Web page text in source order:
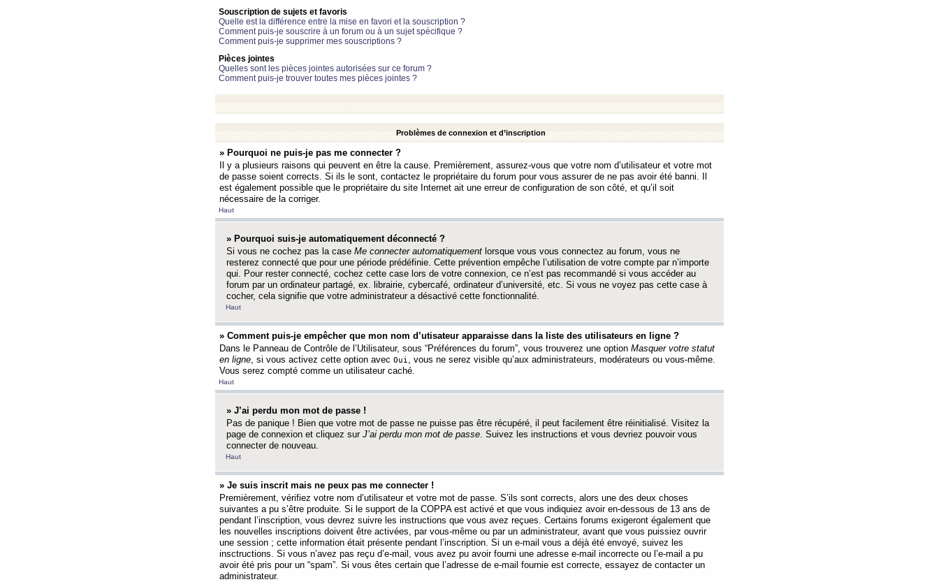
Souscription de sujets et favoris
Quelle est la différence entre la mise en favori et la souscription ?
Comment puis-je souscrire à un forum ou à un sujet spécifique ?
Comment puis-je supprimer mes souscriptions ?
Pièces jointes
Quelles sont les pièces jointes autorisées sur ce forum ?
Comment puis-je trouver toutes mes pièces jointes ?
Problèmes de connexion et d’inscription
» Pourquoi ne puis-je pas me connecter ?
Il y a plusieurs raisons qui peuvent en être la cause. Premièrement, assurez-vous que votre nom d’utilisateur et votre mot
de passe soient corrects. Si ils le sont, contactez le propriétaire du forum pour vous assurer de ne pas avoir été banni. Il
est également possible que le propriétaire du site Internet ait une erreur de configuration de son côté, et qu’il soit
nécessaire de la corriger.
Haut
» Pourquoi suis-je automatiquement déconnecté ?
Si vous ne cochez pas la case Me connecter automatiquement lorsque vous vous connectez au forum, vous ne
resterez connecté que pour une période prédéfinie. Cette prévention empêche l’utilisation de votre compte par n’importe
qui. Pour rester connecté, cochez cette case lors de votre connexion, ce n’est pas recommandé si vous accéder au
forum par un ordinateur partagé, ex. librairie, cybercafé, ordinateur d’université, etc. Si vous ne voyez pas cette case à
cocher, cela signifie que votre administrateur a désactivé cette fonctionnalité.
Haut
» Comment puis-je empêcher que mon nom d’utisateur apparaisse dans la liste des utilisateurs en ligne ?
Dans le Panneau de Contrôle de l’Utilisateur, sous “Préférences du forum”, vous trouverez une option Masquer votre statut
en ligne, si vous activez cette option avec Oui , vous ne serez visible qu’aux administrateurs, modérateurs ou vous-même.
Vous serez compté comme un utilisateur caché.
Haut
» J’ai perdu mon mot de passe !
Pas de panique ! Bien que votre mot de passe ne puisse pas être récupéré, il peut facilement être réinitialisé. Visitez la
page de connexion et cliquez sur J’ai perdu mon mot de passe. Suivez les instructions et vous devriez pouvoir vous
connecter de nouveau.
Haut
» Je suis inscrit mais ne peux pas me connecter !
Premièrement, vérifiez votre nom d’utilisateur et votre mot de passe. S’ils sont corrects, alors une des deux choses
suivantes a pu s’être produite. Si le support de la COPPA est activé et que vous indiquiez avoir en-dessous de 13 ans de
pendant l’inscription, vous devrez suivre les instructions que vous avez reçues. Certains forums exigeront également que
les nouvelles inscriptions doivent être activées, par vous-même ou par un administrateur, avant que vous puissiez ouvrir
une session ; cette information était présente pendant l’inscription. Si un e-mail vous a déjà été envoyé, suivez les
insctructions. Si vous n’avez pas reçu d’e-mail, vous avez pu avoir fourni une adresse e-mail incorrecte ou l’e-mail a pu
avoir été pris pour un “spam”. Si vous êtes certain que l’adresse de e-mail fournie est correcte, essayez de contacter un
administrateur.